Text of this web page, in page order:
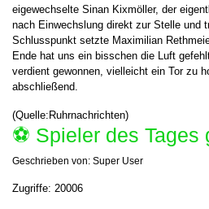
eigewechselte Sinan Kixmöller, der
nach Einwechslung direkt zur Stelle und
Schlusspunkt setzte Maximilian
Ende hat uns ein bisschen die Luft
verdient gewonnen, vielleicht ein Tor zu
abschließend.
(Quelle:Ruhrnachrichten)
⚽️ Spieler des Tages
Geschrieben von: Super User
Zugriffe: 20006